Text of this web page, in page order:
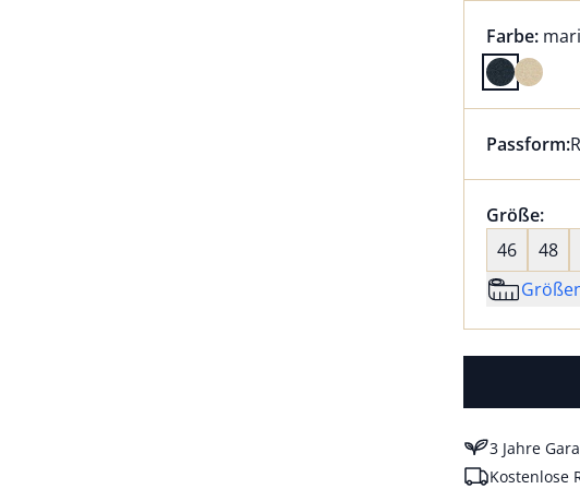
Farbe:
Farbe
Dieser
Passform:
Größe:
46
48
3 Jahre
Kostenlose